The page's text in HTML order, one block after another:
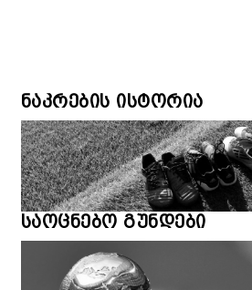
ნაკრების ისტორია
საოცნებო გუნდები